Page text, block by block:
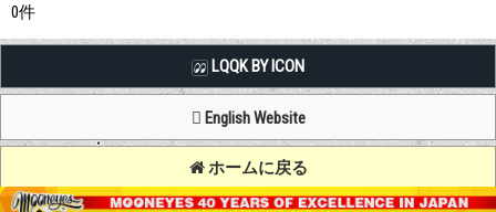
0件
LQQK BY ICON
English Website
ホームに戻る